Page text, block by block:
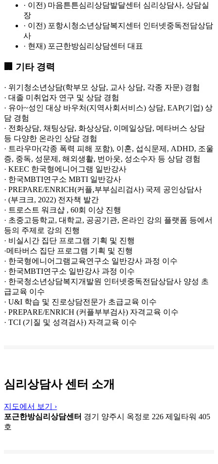
· 이전) 마음튼튼심리상담발달센터 심리상담사, 상담실
장
· 이전) 포항시청소년상담복지센터 인터넷중독전담상담
사
· 현재) 포근한방심리상담센터 대표
🏢 기타 경력
· 위기청소년상담(학부모 상담, 교사 상담, 각종 자문) 경험
· 대졸 미취업자 연구 및 상담 경험
· 유아~성인 대상 바우처(지역사회서비스) 상담, EAP(기업) 상
담 경험
· 전화상담, 채팅상담, 화상상담, 이메일상담, 메타버스 상담
등 다양한 온라인 상담 경험
· 트라우마(각종 폭력 피해 포함), 이혼, 섭식문제, ADHD, 조울
증, 중독, 성문제, 해외생활, 번아웃, 성소수자 등 상담 경험
· KEEC 한국형에니어그램 일반강사
· 한국MBTI연구소 MBTI 일반강사
· PREPARE/ENRICH(커플,부부심리검사) 국제 공인상담사
· (부크크, 2022) 전자책 발간
· 트로스트 워크샵 , 60회 이상 진행
· 초중고등학교, 대학교, 공공기관, 온라인 강의 플랫폼 등에서
등의 주제로 강의 진행
· 비실시간 집단 프로그램 기획 및 진행
·메타버스 집단 프로그램 기획 및 진행
· 한국형에니어그램교육연구소 일반강사 과정 이수
· 한국MBTI연구소 일반강사 과정 이수
· 한국청소년상담복지개발원 인터넷중독전담상담사 양성 초
급교육 이수
· U&I 학습 및 진로상담전문가 초급교육 이수
· PREPARE/ENRICH (커플부부검사) 자격교육 이수
· TCI (기질 및 성격검사) 자격교육 이수
심리상담사 센터 소개
지도에서 보기 ›
포근한방심리상담센터 경기 양주시 옥정로 226 제일타워 405
호